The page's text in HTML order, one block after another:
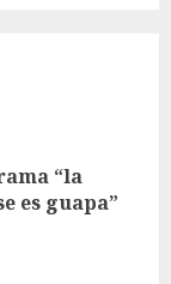
“la
es guapa”